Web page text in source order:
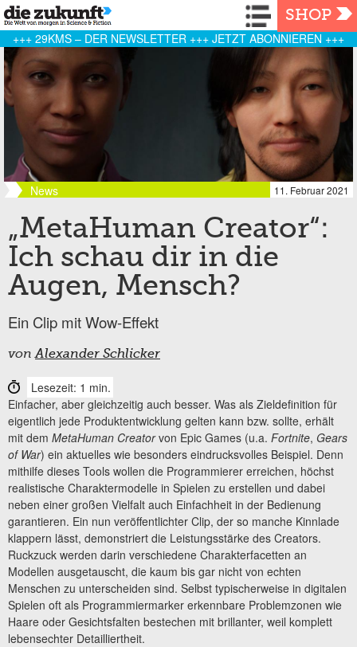
Navigation
SHOP
+++ 29KMS – DER NEWSLETTER +++ JETZT ABONNIEREN +++
News 11. Februar 2021
„MetaHuman Creator“:
Ich schau dir in die
Augen, Mensch?
Ein Clip mit Wow-Effekt
vonAlexander Schlicker
Lesezeit: 1 min.
Einfacher, aber gleichzeitig auch besser. Was als Zieldefinition für
eigentlich jede Produktentwicklung gelten kann bzw. sollte, erhält
mit dem MetaHuman Creatorvon Epic Games (u.a. Fortnite, Gears
of War) ein aktuelles wie besonders eindrucksvolles Beispiel. Denn
mithilfe dieses Tools wollen die Programmierer erreichen, höchst
realistische Charaktermodelle in Spielen zu erstellen und dabei
neben einer großen Vielfalt auch Einfachheit in der Bedienung
garantieren. Ein nun veröffentlichter Clip, der so manche Kinnlade
klappern lässt, demonstriert die Leistungsstärke des Creators.
Ruckzuck werden darin verschiedene Charakterfacetten an
Modellen ausgetauscht, die kaum bis gar nicht von echten
Menschen zu unterscheiden sind. Selbst typischerweise in digitalen
Spielen oft als Programmiermarker erkennbare Problemzonen wie
Haare oder Gesichtsfalten bestechen mit brillanter, weil komplett
lebensechter Detailliertheit.